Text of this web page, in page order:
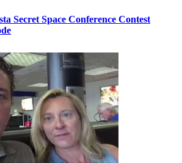
Secret Space Conference Contest